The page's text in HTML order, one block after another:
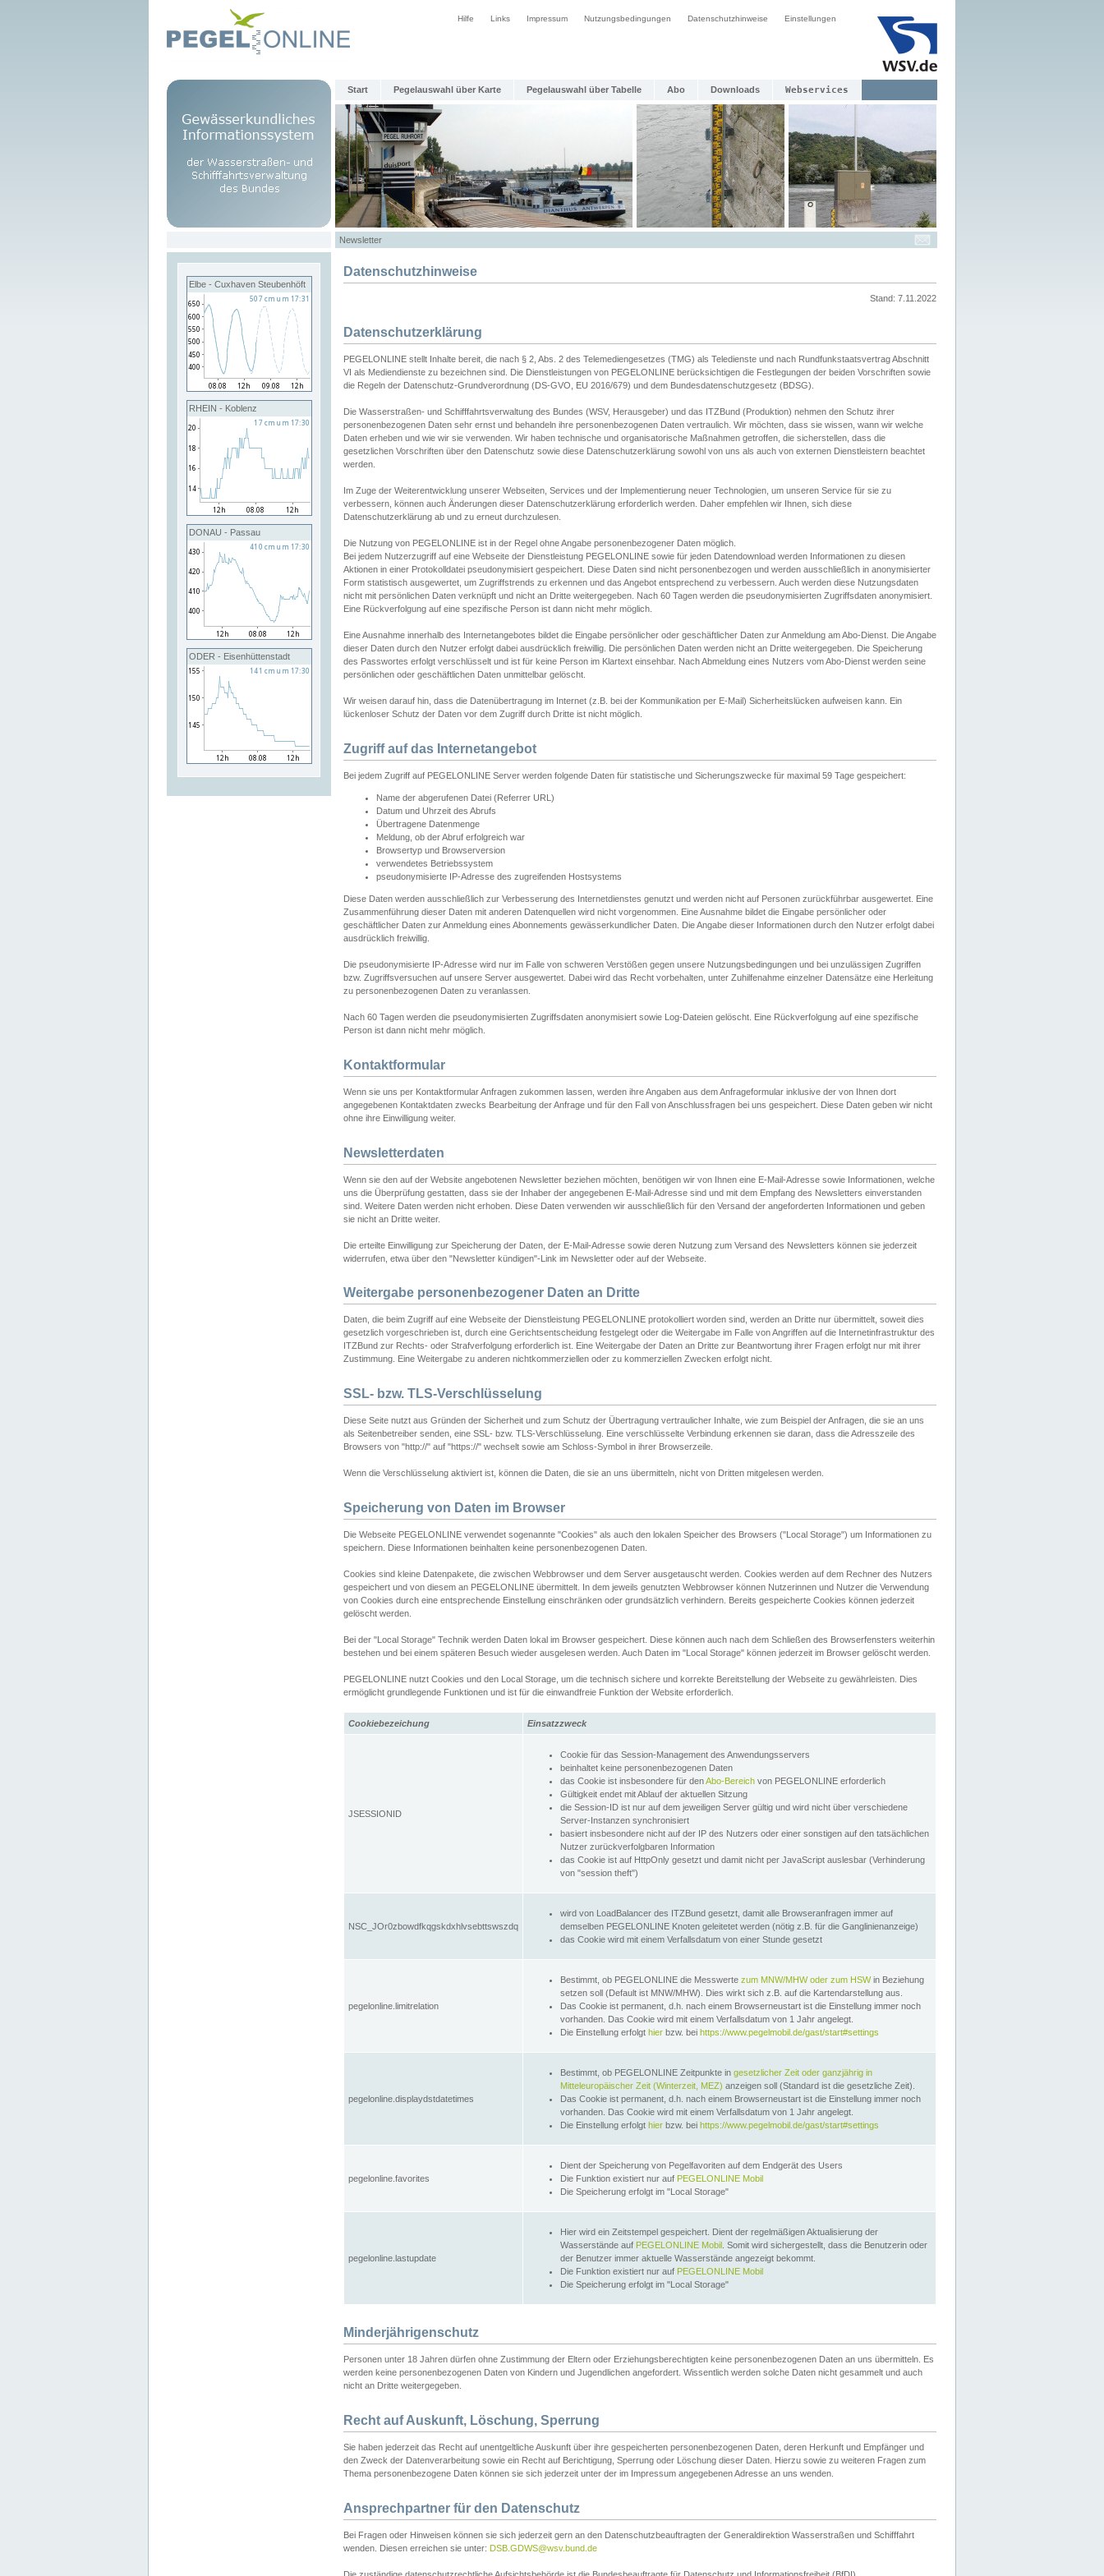
Hilfe Links Impressum Nutzungsbedingungen Datenschutzhinweise Einstellungen
Start Pegelauswahl über Karte Pegelauswahl über Tabelle Abo Downloads Webservices
Newsletter
Elbe - Cuxhaven Steubenhöft
RHEIN - Koblenz
DONAU - Passau
ODER - Eisenhüttenstadt
Datenschutzhinweise
Stand: 7.11.2022
Datenschutzerklärung
PEGELONLINE stellt Inhalte bereit, die nach § 2, Abs. 2 des Telemediengesetzes (TMG) als Teledienste und nach Rundfunkstaatsvertrag Abschnitt
VI als Mediendienste zu bezeichnen sind. Die Dienstleistungen von PEGELONLINE berücksichtigen die Festlegungen der beiden Vorschriften sowie
die Regeln der Datenschutz-Grundverordnung (DS-GVO, EU 2016/679) und dem Bundesdatenschutzgesetz (BDSG).
Die Wasserstraßen- und Schifffahrtsverwaltung des Bundes (WSV, Herausgeber) und das ITZBund (Produktion) nehmen den Schutz ihrer
personenbezogenen Daten sehr ernst und behandeln ihre personenbezogenen Daten vertraulich. Wir möchten, dass sie wissen, wann wir welche
Daten erheben und wie wir sie verwenden. Wir haben technische und organisatorische Maßnahmen getroffen, die sicherstellen, dass die
gesetzlichen Vorschriften über den Datenschutz sowie diese Datenschutzerklärung sowohl von uns als auch von externen Dienstleistern beachtet
werden.
Im Zuge der Weiterentwicklung unserer Webseiten, Services und der Implementierung neuer Technologien, um unseren Service für sie zu
verbessern, können auch Änderungen dieser Datenschutzerklärung erforderlich werden. Daher empfehlen wir Ihnen, sich diese
Datenschutzerklärung ab und zu erneut durchzulesen.
Die Nutzung von PEGELONLINE ist in der Regel ohne Angabe personenbezogener Daten möglich.
Bei jedem Nutzerzugriff auf eine Webseite der Dienstleistung PEGELONLINE sowie für jeden Datendownload werden Informationen zu diesen
Aktionen in einer Protokolldatei pseudonymisiert gespeichert. Diese Daten sind nicht personenbezogen und werden ausschließlich in anonymisierter
Form statistisch ausgewertet, um Zugriffstrends zu erkennen und das Angebot entsprechend zu verbessern. Auch werden diese Nutzungsdaten
nicht mit persönlichen Daten verknüpft und nicht an Dritte weitergegeben. Nach 60 Tagen werden die pseudonymisierten Zugriffsdaten anonymisiert.
Eine Rückverfolgung auf eine spezifische Person ist dann nicht mehr möglich.
Eine Ausnahme innerhalb des Internetangebotes bildet die Eingabe persönlicher oder geschäftlicher Daten zur Anmeldung am Abo-Dienst. Die Angabe
dieser Daten durch den Nutzer erfolgt dabei ausdrücklich freiwillig. Die persönlichen Daten werden nicht an Dritte weitergegeben. Die Speicherung
des Passwortes erfolgt verschlüsselt und ist für keine Person im Klartext einsehbar. Nach Abmeldung eines Nutzers vom Abo-Dienst werden seine
persönlichen oder geschäftlichen Daten unmittelbar gelöscht.
Wir weisen darauf hin, dass die Datenübertragung im Internet (z.B. bei der Kommunikation per E-Mail) Sicherheitslücken aufweisen kann. Ein
lückenloser Schutz der Daten vor dem Zugriff durch Dritte ist nicht möglich.
Zugriff auf das Internetangebot
Bei jedem Zugriff auf PEGELONLINE Server werden folgende Daten für statistische und Sicherungszwecke für maximal 59 Tage gespeichert:
Name der abgerufenen Datei (Referrer URL)
Datum und Uhrzeit des Abrufs
Übertragene Datenmenge
Meldung, ob der Abruf erfolgreich war
Browsertyp und Browserversion
verwendetes Betriebssystem
pseudonymisierte IP-Adresse des zugreifenden Hostsystems
Diese Daten werden ausschließlich zur Verbesserung des Internetdienstes genutzt und werden nicht auf Personen zurückführbar ausgewertet. Eine
Zusammenführung dieser Daten mit anderen Datenquellen wird nicht vorgenommen. Eine Ausnahme bildet die Eingabe persönlicher oder
geschäftlicher Daten zur Anmeldung eines Abonnements gewässerkundlicher Daten. Die Angabe dieser Informationen durch den Nutzer erfolgt dabei
ausdrücklich freiwillig.
Die pseudonymisierte IP-Adresse wird nur im Falle von schweren Verstößen gegen unsere Nutzungsbedingungen und bei unzulässigen Zugriffen
bzw. Zugriffsversuchen auf unsere Server ausgewertet. Dabei wird das Recht vorbehalten, unter Zuhilfenahme einzelner Datensätze eine Herleitung
zu personenbezogenen Daten zu veranlassen.
Nach 60 Tagen werden die pseudonymisierten Zugriffsdaten anonymisiert sowie Log-Dateien gelöscht. Eine Rückverfolgung auf eine spezifische
Person ist dann nicht mehr möglich.
Kontaktformular
Wenn sie uns per Kontaktformular Anfragen zukommen lassen, werden ihre Angaben aus dem Anfrageformular inklusive der von Ihnen dort
angegebenen Kontaktdaten zwecks Bearbeitung der Anfrage und für den Fall von Anschlussfragen bei uns gespeichert. Diese Daten geben wir nicht
ohne ihre Einwilligung weiter.
Newsletterdaten
Wenn sie den auf der Website angebotenen Newsletter beziehen möchten, benötigen wir von Ihnen eine E-Mail-Adresse sowie Informationen, welche
uns die Überprüfung gestatten, dass sie der Inhaber der angegebenen E-Mail-Adresse sind und mit dem Empfang des Newsletters einverstanden
sind. Weitere Daten werden nicht erhoben. Diese Daten verwenden wir ausschließlich für den Versand der angeforderten Informationen und geben
sie nicht an Dritte weiter.
Die erteilte Einwilligung zur Speicherung der Daten, der E-Mail-Adresse sowie deren Nutzung zum Versand des Newsletters können sie jederzeit
widerrufen, etwa über den "Newsletter kündigen"-Link im Newsletter oder auf der Webseite.
Weitergabe personenbezogener Daten an Dritte
Daten, die beim Zugriff auf eine Webseite der Dienstleistung PEGELONLINE protokolliert worden sind, werden an Dritte nur übermittelt, soweit dies
gesetzlich vorgeschrieben ist, durch eine Gerichtsentscheidung festgelegt oder die Weitergabe im Falle von Angriffen auf die Internetinfrastruktur des
ITZBund zur Rechts- oder Strafverfolgung erforderlich ist. Eine Weitergabe der Daten an Dritte zur Beantwortung ihrer Fragen erfolgt nur mit ihrer
Zustimmung. Eine Weitergabe zu anderen nichtkommerziellen oder zu kommerziellen Zwecken erfolgt nicht.
SSL- bzw. TLS-Verschlüsselung
Diese Seite nutzt aus Gründen der Sicherheit und zum Schutz der Übertragung vertraulicher Inhalte, wie zum Beispiel der Anfragen, die sie an uns
als Seitenbetreiber senden, eine SSL- bzw. TLS-Verschlüsselung. Eine verschlüsselte Verbindung erkennen sie daran, dass die Adresszeile des
Browsers von "http://" auf "https://" wechselt sowie am Schloss-Symbol in ihrer Browserzeile.
Wenn die Verschlüsselung aktiviert ist, können die Daten, die sie an uns übermitteln, nicht von Dritten mitgelesen werden.
Speicherung von Daten im Browser
Die Webseite PEGELONLINE verwendet sogenannte "Cookies" als auch den lokalen Speicher des Browsers ("Local Storage") um Informationen zu
speichern. Diese Informationen beinhalten keine personenbezogenen Daten.
Cookies sind kleine Datenpakete, die zwischen Webbrowser und dem Server ausgetauscht werden. Cookies werden auf dem Rechner des Nutzers
gespeichert und von diesem an PEGELONLINE übermittelt. In dem jeweils genutzten Webbrowser können Nutzerinnen und Nutzer die Verwendung
von Cookies durch eine entsprechende Einstellung einschränken oder grundsätzlich verhindern. Bereits gespeicherte Cookies können jederzeit
gelöscht werden.
Bei der "Local Storage" Technik werden Daten lokal im Browser gespeichert. Diese können auch nach dem Schließen des Browserfensters weiterhin
bestehen und bei einem späteren Besuch wieder ausgelesen werden. Auch Daten im "Local Storage" können jederzeit im Browser gelöscht werden.
PEGELONLINE nutzt Cookies und den Local Storage, um die technisch sichere und korrekte Bereitstellung der Webseite zu gewährleisten. Dies
ermöglicht grundlegende Funktionen und ist für die einwandfreie Funktion der Website erforderlich.
Cookiebezeichung Einsatzzweck
JSESSIONID
Cookie für das Session-Management des Anwendungsservers
beinhaltet keine personenbezogenen Daten
das Cookie ist insbesondere für denAbo-Bereich von PEGELONLINE erforderlich
Gültigkeit endet mit Ablauf der aktuellen Sitzung
die Session-ID ist nur auf dem jeweiligen Server gültig und wird nicht über verschiedene
Server-Instanzen synchronisiert
basiert insbesondere nicht auf der IP des Nutzers oder einer sonstigen auf den tatsächlichen
Nutzer zurückverfolgbaren Information
das Cookie ist auf HttpOnly gesetzt und damit nicht per JavaScript auslesbar (Verhinderung
von "session theft")
NSC_JOr0zbowdfkqgskdxhlvsebttswszdq
wird von LoadBalancer des ITZBund gesetzt, damit alle Browseranfragen immer auf
demselben PEGELONLINE Knoten geleitetet werden (nötig z.B. für die Ganglinienanzeige)
das Cookie wird mit einem Verfallsdatum von einer Stunde gesetzt
pegelonline.limitrelation
Bestimmt, ob PEGELONLINE die Messwerte zum MNW/MHW oder zum HSWin Beziehung
setzen soll (Default ist MNW/MHW). Dies wirkt sich z.B. auf die Kartendarstellung aus.
Das Cookie ist permanent, d.h. nach einem Browserneustart ist die Einstellung immer noch
vorhanden. Das Cookie wird mit einem Verfallsdatum von 1 Jahr angelegt.
Die Einstellung erfolgt hier bzw. bei https://www.pegelmobil.de/gast/start#settings
pegelonline.displaydstdatetimes
Bestimmt, ob PEGELONLINE Zeitpunkte in gesetzlicher Zeit oder ganzjährig in
Mitteleuropäischer Zeit (Winterzeit, MEZ) anzeigen soll (Standard ist die gesetzliche Zeit).
Das Cookie ist permanent, d.h. nach einem Browserneustart ist die Einstellung immer noch
vorhanden. Das Cookie wird mit einem Verfallsdatum von 1 Jahr angelegt.
Die Einstellung erfolgt hier bzw. bei https://www.pegelmobil.de/gast/start#settings
pegelonline.favorites
Dient der Speicherung von Pegelfavoriten auf dem Endgerät des Users
Die Funktion existiert nur auf PEGELONLINE Mobil
Die Speicherung erfolgt im "Local Storage"
pegelonline.lastupdate
Hier wird ein Zeitstempel gespeichert. Dient der regelmäßigen Aktualisierung der
Wasserstände auf PEGELONLINE Mobil . Somit wird sichergestellt, dass die Benutzerin oder
der Benutzer immer aktuelle Wasserstände angezeigt bekommt.
Die Funktion existiert nur auf PEGELONLINE Mobil
Die Speicherung erfolgt im "Local Storage"
Minderjährigenschutz
Personen unter 18 Jahren dürfen ohne Zustimmung der Eltern oder Erziehungsberechtigten keine personenbezogenen Daten an uns übermitteln. Es
werden keine personenbezogenen Daten von Kindern und Jugendlichen angefordert. Wissentlich werden solche Daten nicht gesammelt und auch
nicht an Dritte weitergegeben.
Recht auf Auskunft, Löschung, Sperrung
Sie haben jederzeit das Recht auf unentgeltliche Auskunft über ihre gespeicherten personenbezogenen Daten, deren Herkunft und Empfänger und
den Zweck der Datenverarbeitung sowie ein Recht auf Berichtigung, Sperrung oder Löschung dieser Daten. Hierzu sowie zu weiteren Fragen zum
Thema personenbezogene Daten können sie sich jederzeit unter der im Impressum angegebenen Adresse an uns wenden.
Ansprechpartner für den Datenschutz
Bei Fragen oder Hinweisen können sie sich jederzeit gern an den Datenschutzbeauftragten der Generaldirektion Wasserstraßen und Schifffahrt
wenden. Diesen erreichen sie unter: DSB.GDWS@wsv.bund.de